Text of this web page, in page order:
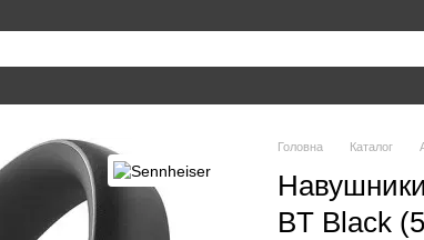
Головна Каталог
BT Black